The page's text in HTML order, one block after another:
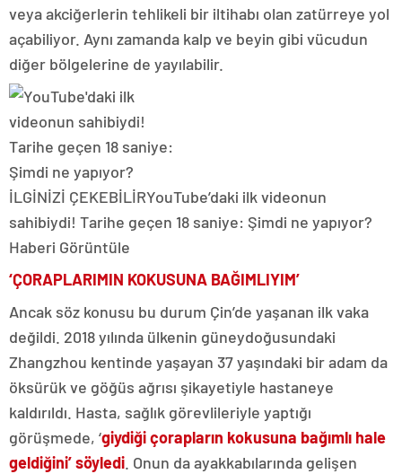
veya akciğerlerin tehlikeli bir iltihabı olan zatürreye yol
açabiliyor. Aynı zamanda kalp ve beyin gibi vücudun
diğer bölgelerine de yayılabilir.
İLGİNİZİ ÇEKEBİLİRYouTube’daki ilk videonun
sahibiydi! Tarihe geçen 18 saniye: Şimdi ne yapıyor?
Haberi Görüntüle
‘ÇORAPLARIMIN KOKUSUNA BAĞIMLIYIM’
Ancak söz konusu bu durum Çin’de yaşanan ilk vaka
değildi. 2018 yılında ülkenin güneydoğusundaki
Zhangzhou kentinde yaşayan 37 yaşındaki bir adam da
öksürük ve göğüs ağrısı şikayetiyle hastaneye
kaldırıldı. Hasta, sağlık görevlileriyle yaptığı
görüşmede, ‘giydiği çorapların kokusuna bağımlı hale
geldiğini’ söyledi . Onun da ayakkabılarında gelişen